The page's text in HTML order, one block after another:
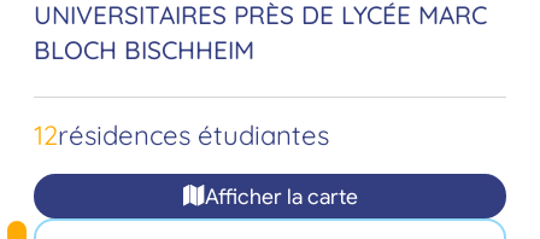
UNIVERSITAIRES PRÈS DE LYCÉE MARC
BLOCH BISCHHEIM
12résidences étudiantes
Afficher la carte